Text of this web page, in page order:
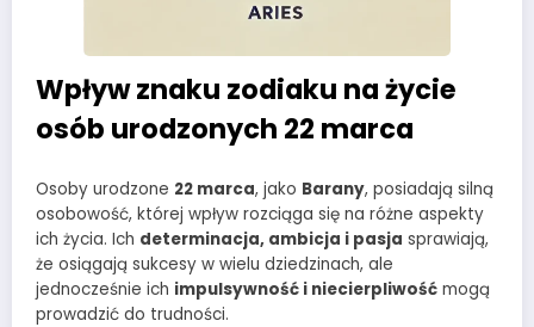
Wpływ znaku zodiaku na życie
osób urodzonych 22 marca
Osoby urodzone 22 marca, jako Barany, posiadają silną
osobowość, której wpływ rozciąga się na różne aspekty
ich życia. Ich determinacja, ambicja i pasja sprawiają,
że osiągają sukcesy w wielu dziedzinach, ale
jednocześnie ich impulsywność i niecierpliwość mogą
prowadzić do trudności.